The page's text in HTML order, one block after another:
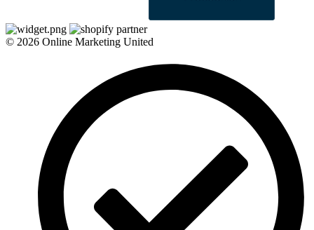
© 2026 Online Marketing United